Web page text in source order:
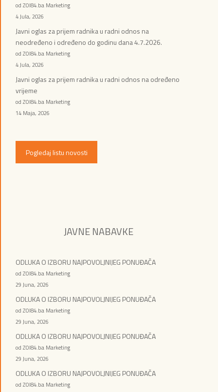
od ZOI84.ba Marketing
4 Jula, 2026
Javni oglas za prijem radnika u radni odnos na
neodređeno i određeno do godinu dana 4.7.2026.
od ZOI84.ba Marketing
4 Jula, 2026
Javni oglas za prijem radnika u radni odnos na određeno
vrijeme
od ZOI84.ba Marketing
14 Maja, 2026
Pogledaj listu novosti
JAVNE NABAVKE
ODLUKA O IZBORU NAJPOVOLJNIJEG PONUĐAČA
od ZOI84.ba Marketing
29 Juna, 2026
ODLUKA O IZBORU NAJPOVOLJNIJEG PONUĐAČA
od ZOI84.ba Marketing
29 Juna, 2026
ODLUKA O IZBORU NAJPOVOLJNIJEG PONUĐAČA
od ZOI84.ba Marketing
29 Juna, 2026
ODLUKA O IZBORU NAJPOVOLJNIJEG PONUĐAČA
od ZOI84.ba Marketing